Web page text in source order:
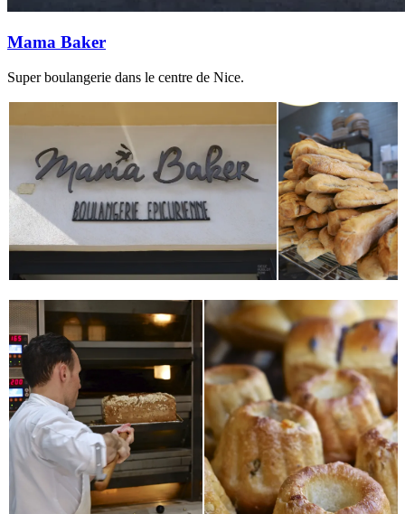
Mama Baker
Super boulangerie dans le centre de Nice.